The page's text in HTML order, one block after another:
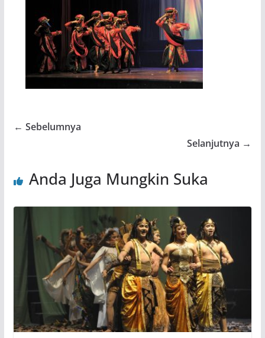
← Sebelumnya
Selanjutnya →
Anda Juga Mungkin Suka